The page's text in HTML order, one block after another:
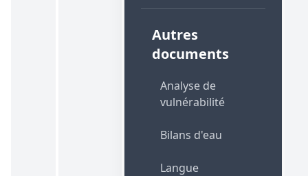
Autres
documents
Analyse de
vulnérabilité
Bilans d'eau
Langue